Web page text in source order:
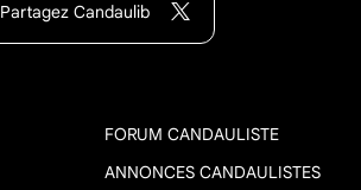
Partagez Candaulib
FORUM CANDAULISTE
ANNONCES CANDAULISTES